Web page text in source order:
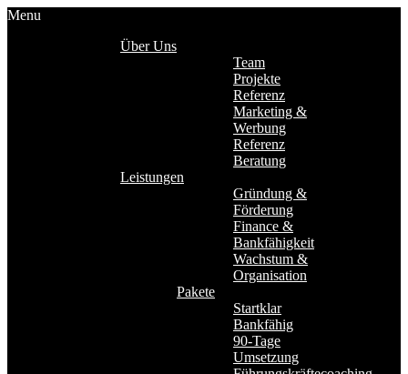
Menu
Über Uns
Team
Projekte
Referenz
Marketing &
Werbung
Referenz
Beratung
Leistungen
Gründung &
Förderung
Finance &
Bankfähigkeit
Wachstum &
Organisation
Pakete
Startklar
Bankfähig
90-Tage
Umsetzung